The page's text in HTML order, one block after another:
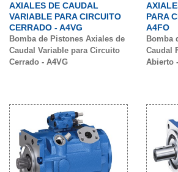
AXIALES DE CAUDAL
VARIABLE PARA CIRCUITO
CERRADO - A4VG
Bomba de Pistones Axiales de
Caudal Variable para Circuito
Cerrado - A4VG
PARA
A4FO
Bomba
Caudal
Abierto